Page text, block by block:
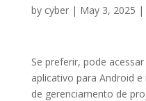
by cyber| May 3, 2025 |
Se preferir, pode
aplicativo para Android
de gerenciamento de